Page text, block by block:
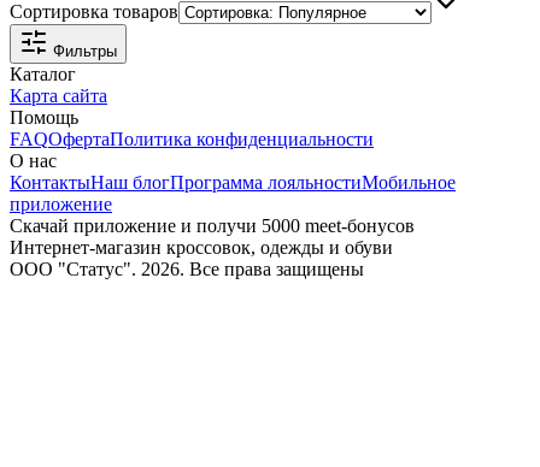
Сортировка товаров
Фильтры
Каталог
Карта сайта
Помощь
FAQОфертаПолитика конфиденциальности
О нас
КонтактыНаш блогПрограмма лояльностиМобильное
приложение
Скачай приложение и получи 5000 meet-бонусов
Интернет-магазин кроссовок, одежды и обуви
ООО "Статус". 2026. Все права защищены